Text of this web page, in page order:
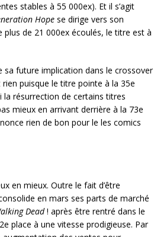
stables à 55 000ex). Et il s’agit
Hope se dirige vers son
de 21 000ex écoulés, le titre est à
sa future implication dans le crossover
rien puisque le titre pointe à la 35e
la résurrection de certains titres
mieux en arrivant derrière à la 73e
rien de bon pour le les comics
en mieux. Outre le fait d’être
en mars ses parts de marché
Dead! après être rentré dans le
place à une vitesse prodigieuse. Par